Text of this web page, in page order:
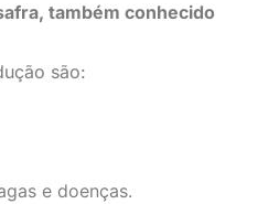
também conhecido
são:
e doenças.